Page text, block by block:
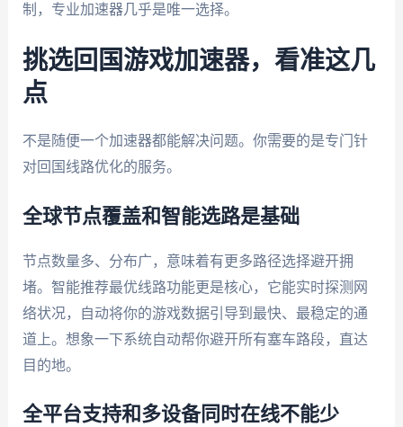
制，专业加速器几乎是唯一选择。
挑选回国游戏加速器，看准这几
点
不是随便一个加速器都能解决问题。你需要的是专门针
对回国线路优化的服务。
全球节点覆盖和智能选路是基础
节点数量多、分布广，意味着有更多路径选择避开拥
堵。智能推荐最优线路功能更是核心，它能实时探测网
络状况，自动将你的游戏数据引导到最快、最稳定的通
道上。想象一下系统自动帮你避开所有塞车路段，直达
目的地。
全平台支持和多设备同时在线不能少